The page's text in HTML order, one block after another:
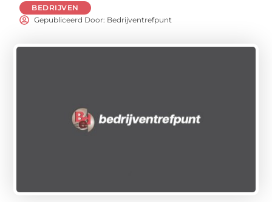
BEDRIJVEN
Gepubliceerd Door: Bedrijventrefpunt